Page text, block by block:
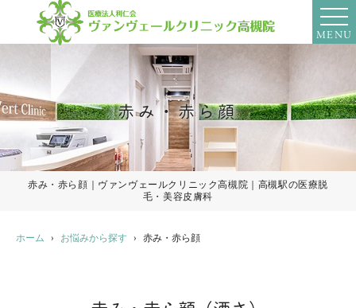
MENU
赤み・赤ら顔
赤み・赤ら顔｜ヴァンヴェールクリニック高槻院｜高槻駅の医療脱
毛・美容皮膚科
ホーム お悩みから探す 赤み・赤ら顔